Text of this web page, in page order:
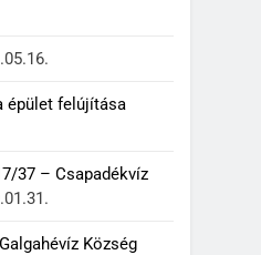
épület felújítása
37 – Csapadékvíz
Község